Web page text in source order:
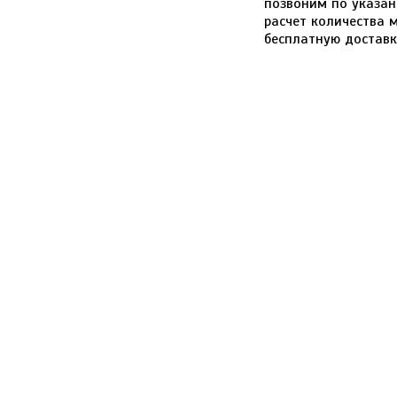
позвоним по
расчет
бесплатную